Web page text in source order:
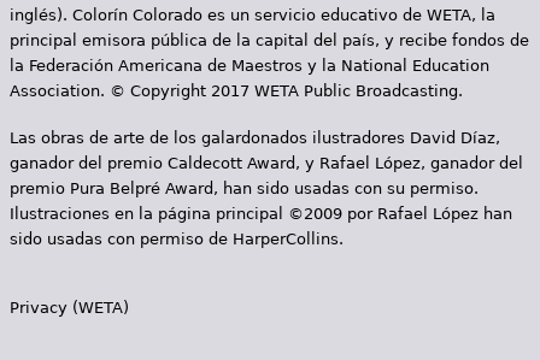
inglés). Colorín Colorado es un servicio educativo de WETA, la
principal emisora pública de la capital del país, y recibe fondos de
la Federación Americana de Maestros y la National Education
Association. © Copyright 2017 WETA Public Broadcasting.
Las obras de arte de los galardonados ilustradores David Díaz,
ganador del premio Caldecott Award, y Rafael López, ganador del
premio Pura Belpré Award, han sido usadas con su permiso.
Ilustraciones en la página principal ©2009 por Rafael López han
sido usadas con permiso de HarperCollins.
Privacy (WETA)